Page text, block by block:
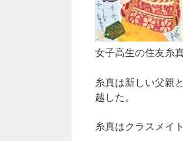
女子高生の住友糸
糸真は新しい父親
越した。
糸真はクラスメイ